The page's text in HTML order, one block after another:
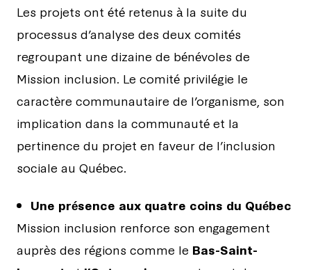
Les projets ont été retenus à la suite du
processus d’analyse des deux comités
regroupant une dizaine de bénévoles de
Mission inclusion. Le comité privilégie le
caractère communautaire de l’organisme, son
implication dans la communauté et la
pertinence du projet en faveur de l’inclusion
sociale au Québec.
Une présence aux quatre coins du Québec
Mission inclusion renforce son engagement
auprès des régions comme le Bas-Saint-